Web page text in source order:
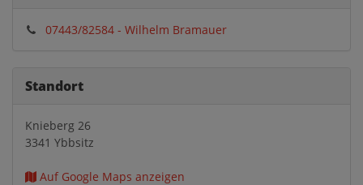
07443/82584 - Wilhelm Bramauer
Standort
Knieberg 26
3341 Ybbsitz
Auf Google Maps anzeigen